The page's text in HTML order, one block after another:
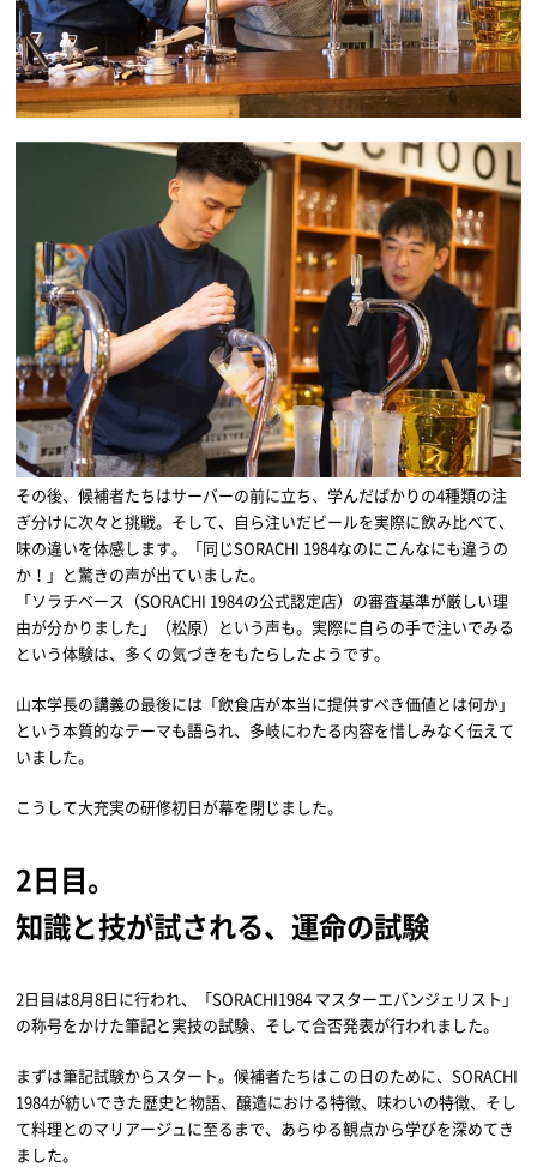
その後、候補者たちはサーバーの前に立ち、学んだばかりの4種類の注
ぎ分けに次々と挑戦。そして、自ら注いだビールを実際に飲み比べて、
味の違いを体感します。「同じSORACHI 1984なのにこんなにも違うの
か！」と驚きの声が出ていました。
「ソラチベース（SORACHI 1984の公式認定店）の審査基準が厳しい理
由が分かりました」（松原）という声も。実際に自らの手で注いでみる
という体験は、多くの気づきをもたらしたようです。
山本学長の講義の最後には「飲食店が本当に提供すべき価値とは何か」
という本質的なテーマも語られ、多岐にわたる内容を惜しみなく伝えて
いました。
こうして大充実の研修初日が幕を閉じました。
2日目。
知識と技が試される、運命の試験
2日目は8月8日に行われ、「SORACHI1984 マスターエバンジェリスト」
の称号をかけた筆記と実技の試験、そして合否発表が行われました。
まずは筆記試験からスタート。候補者たちはこの日のために、SORACHI
1984が紡いできた歴史と物語、醸造における特徴、味わいの特徴、そし
て料理とのマリアージュに至るまで、あらゆる観点から学びを深めてき
ました。